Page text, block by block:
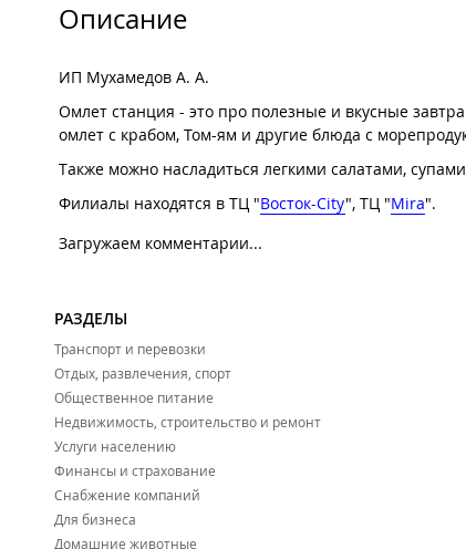
Описание
ИП Мухамедов А. А.
Омлет станция - это про полезные и вкусные
омлет с крабом, Том-ям и другие блюда с
Также можно насладиться легкими салатами,
Филиалы находятся в ТЦ "Восток-City", ТЦ "Mira".
Загружаем комментарии...
РАЗДЕЛЫ
Транспорт и перевозки
Отдых, развлечения, спорт
Общественное питание
Недвижимость, строительство и ремонт
Услуги населению
Финансы и страхование
Снабжение компаний
Для бизнеса
Домашние животные